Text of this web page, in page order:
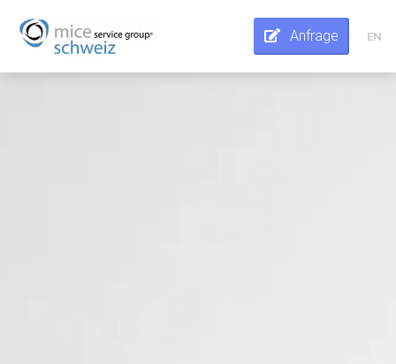
Anfrage EN